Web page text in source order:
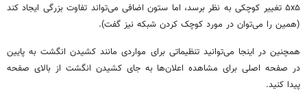
۵x۵ تغییر کوچکی به نظر برسد، اما ستون اضافی می‌تواند تفاوت بزرگی ایجاد کند
(همین را می‌توان در مورد کوچک کردن شبکه نیز گفت).
همچنین در اینجا می‌توانید تنظیماتی برای مواردی مانند کشیدن انگشت به پایین
در صفحه اصلی برای مشاهده اعلان‌ها به جای کشیدن انگشت از بالای صفحه
پیدا کنید.